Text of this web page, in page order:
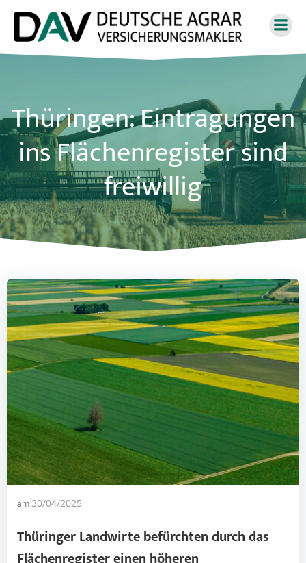
Zum
Inhalt
springen
Thüringen: Eintragungen
ins Flächenregister sind
freiwillig
am 30/04/2025
ThüringerLandwirte befürchten durch das